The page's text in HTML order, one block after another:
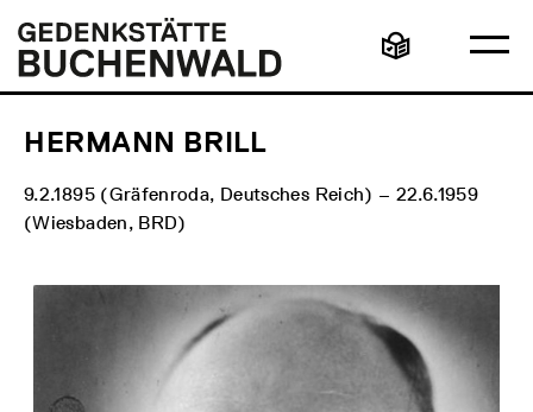
zum
Inhalt
Gedenkstätte
Buchenwald
Leichte
Sprache
HERMANN BRILL
9.2.1895 (Gräfenroda, Deutsches Reich) – 22.6.1959
(Wiesbaden, BRD)